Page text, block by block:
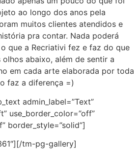
ao longo dos anos pela
muitos clientes atendidos e
pra contar. Nada poderá
que a Recriativi fez e faz do que
abaixo, além de sentir a
em cada arte elaborada por toda
faz a diferença =)
admin_label=”Text”
use_border_color=”off”
border_style=”solid”]
tm-pg-gallery]